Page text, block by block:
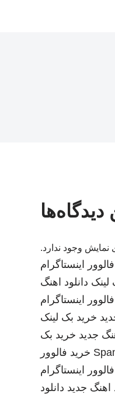
دیدگاه‌ها
نمایش وجود ندارد.
اینستاگرام
لینک دانلود اهنگ
اینستاگرام
خرید بک لینک
جدید خرید بک
خرید فالوور
اینستاگرام
اهنگ جدید دانلود